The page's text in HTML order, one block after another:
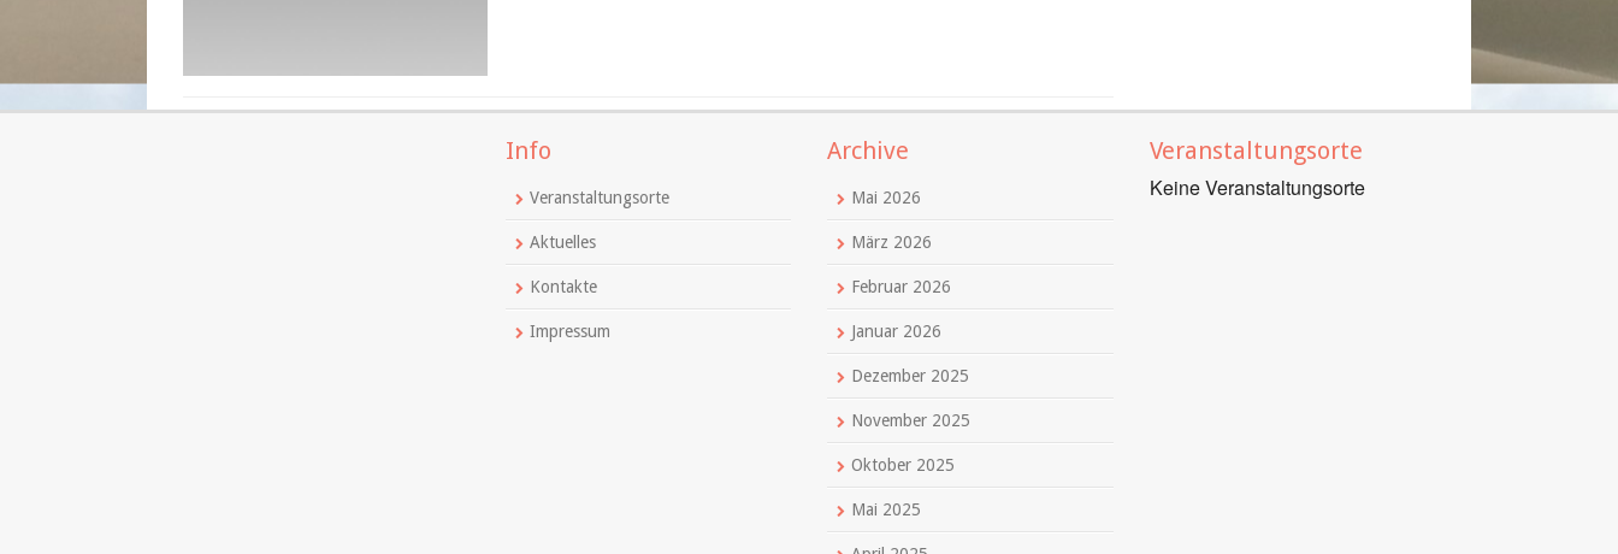
Info
Veranstaltungsorte
Aktuelles
Kontakte
Impressum
Archive
Mai 2026
März 2026
Februar 2026
Januar 2026
Dezember 2025
November 2025
Oktober 2025
Mai 2025
Veranstaltungsorte
Keine Veranstaltungsorte